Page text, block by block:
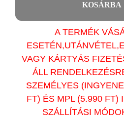
KOSÁRBA
A TERMÉK
VAGY KÁRTYÁS
ÁLL
SZEMÉLYES
FT) ÉS MPL (5.990 FT)
SZÁLLÍTÁSI